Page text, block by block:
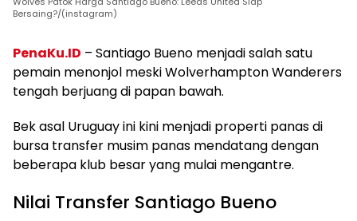
Bersaing?/(instagram)
PenaKu.ID – Santiago Bueno menjadi salah satu
pemain menonjol meski Wolverhampton Wanderers
tengah berjuang di papan bawah.
Bek asal Uruguay ini kini menjadi properti panas di
bursa transfer musim panas mendatang dengan
beberapa klub besar yang mulai mengantre.
Nilai Transfer Santiago Bueno